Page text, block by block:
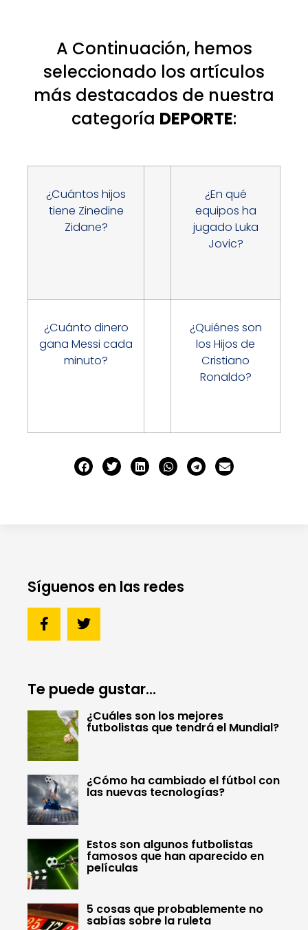
A Continuación, hemos
seleccionado los artículos
más destacados de nuestra
categoría DEPORTE:
¿Cuántos hijos
tiene Zinedine
Zidane?
¿En qué
equipos ha
jugado Luka
Jovic?
¿Cuánto dinero
gana Messi cada
minuto?
¿Quiénes son
los Hijos de
Cristiano
Ronaldo?
Síguenos en las redes
Te puede gustar...
¿Cuáles son los mejores
futbolistas que tendrá el Mundial?
¿Cómo ha cambiado el fútbol con
las nuevas tecnologías?
Estos son algunos futbolistas
famosos que han aparecido en
películas
5 cosas que probablemente no
sabías sobre la ruleta